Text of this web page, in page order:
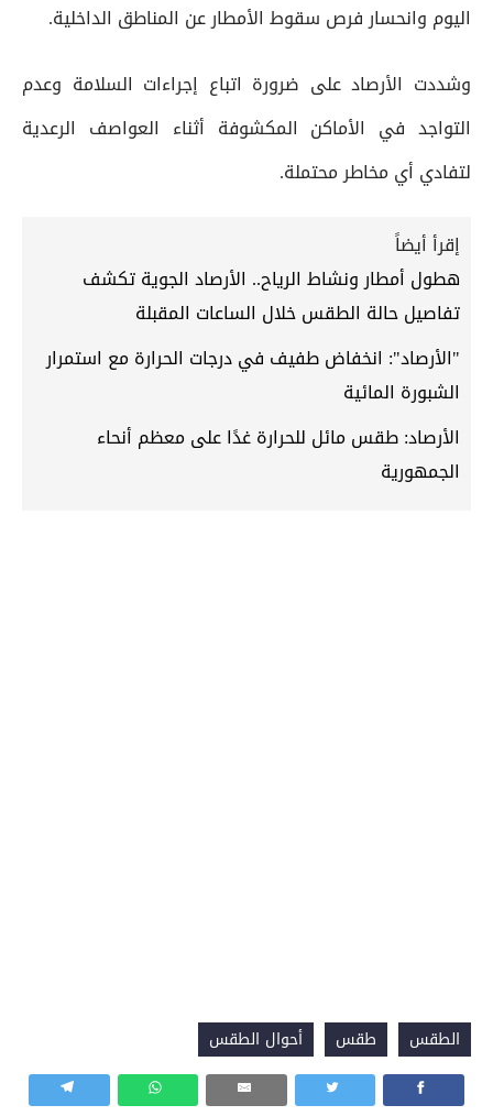
اليوم وانحسار فرص سقوط الأمطار عن المناطق الداخلية.
وشددت الأرصاد على ضرورة اتباع إجراءات السلامة وعدم
التواجد في الأماكن المكشوفة أثناء العواصف الرعدية
لتفادي أي مخاطر محتملة.
إقرأ أيضاً
هطول أمطار ونشاط الرياح.. الأرصاد الجوية تكشف
تفاصيل حالة الطقس خلال الساعات المقبلة
"الأرصاد": انخفاض طفيف في درجات الحرارة مع استمرار
الشبورة المائية
الأرصاد: طقس مائل للحرارة غدًا على معظم أنحاء
الجمهورية
الطقس طقس أحوال الطقس